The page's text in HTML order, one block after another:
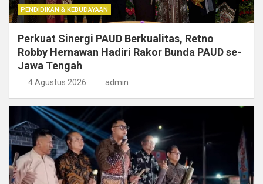
PENDIDIKAN & KEBUDAYAAN
Perkuat Sinergi PAUD Berkualitas, Retno
Robby Hernawan Hadiri Rakor Bunda PAUD se-
Jawa Tengah
4 Agustus 2026 admin